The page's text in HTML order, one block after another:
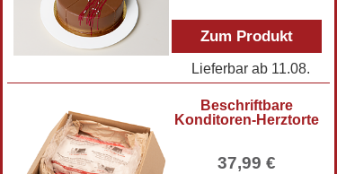
Zum Produkt
Lieferbar ab 11.08.
Beschriftbare
Konditoren-Herztorte
37,99 €